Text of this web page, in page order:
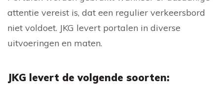
attentie vereist is, dat een regulier verkeersbord
niet voldoet. JKG levert portalen in diverse
uitvoeringen en maten.
JKG levert de volgende soorten: